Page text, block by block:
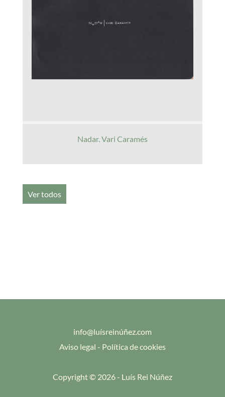
Nadar. Vari Caramés
Ver todos
info@luísreinúñez.com
Aviso legal - Política de cookies
Copyright © 2026 - Luís Rei Núñez